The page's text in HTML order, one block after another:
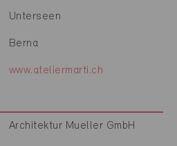
Unterseen
Berna
www.ateliermarti.ch
Architektur Mueller GmbH